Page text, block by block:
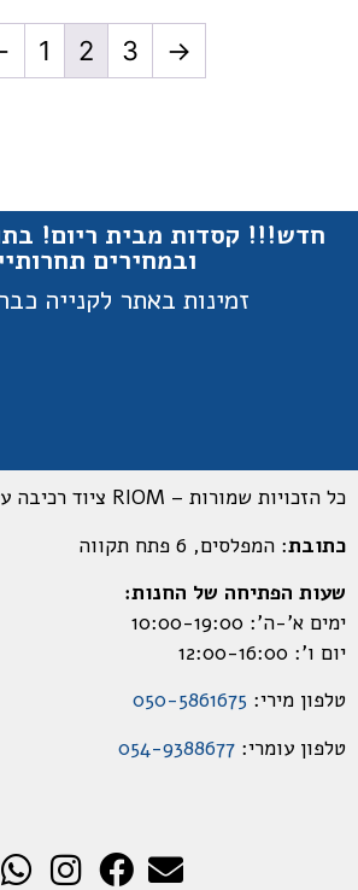
1 2 3 ←
חדש!!! קסדות מבית ריום!
ובמחירים
זמינות באתר לקנייה
כל הזכויות שמורות – RIOM ציוד רכיבה על סוסים
כתובת: המפלסים, 6 פתח תקווה
שעות הפתיחה של החנות:
ימים א’-ה’: 10:00-19:00
יום ו’: 12:00-16:00
טלפון מירי: 050-5861675
טלפון עומרי: 054-9388677